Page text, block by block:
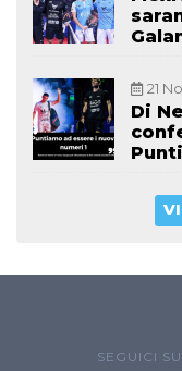
21
Di
SEGUICI SU